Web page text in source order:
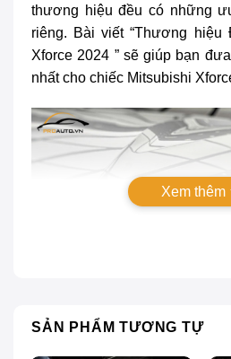
thương hiệu đều có những
riêng. Bài viết “Thương hiệu
Xforce 2024 ” sẽ giúp bạn
nhất cho chiếc Mitsubishi
Xem thêm
SẢN PHẨM TƯƠNG TỰ